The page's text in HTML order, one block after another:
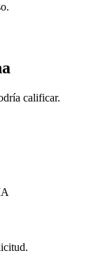
calificar.